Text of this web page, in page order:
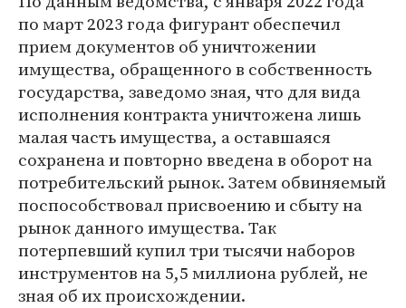
по март 2023 года фигурант обеспечил
прием документов об уничтожении
имущества, обращенного в собственность
государства, заведомо зная, что для вида
исполнения контракта уничтожена лишь
малая часть имущества, а оставшаяся
сохранена и повторно введена в оборот на
потребительский рынок. Затем обвиняемый
поспособствовал присвоению и сбыту на
рынок данного имущества. Так
потерпевший купил три тысячи наборов
инструментов на 5,5 миллиона рублей, не
зная об их происхождении.